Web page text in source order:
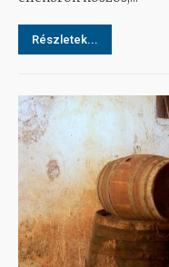
Részletek...